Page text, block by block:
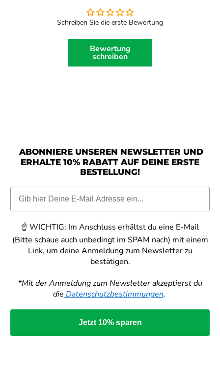
Schreiben Sie die erste Bewertung
Bewertung
schreiben
ABONNIERE UNSEREN NEWSLETTER UND
ERHALTE 10% RABATT AUF DEINE ERSTE
BESTELLUNG!
☝️ WICHTIG: Im Anschluss erhältst du eine E-Mail
(Bitte schaue auch unbedingt im SPAM nach) mit einem
Link, um deine Anmeldung zum Newsletter zu
bestätigen.
*Mit der Anmeldung zum Newsletter akzeptierst du
die Datenschutzbestimmungen.
Jetzt 10% sparen